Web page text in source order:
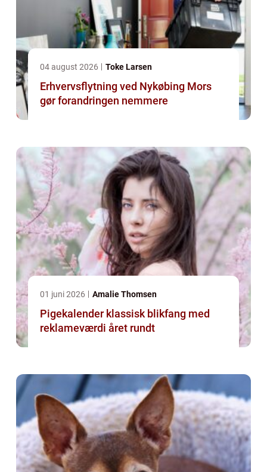
04 august 2026 Toke Larsen
Erhvervsflytning ved Nykøbing Mors
gør forandringen nemmere
01 juni 2026 Amalie Thomsen
Pigekalender klassisk blikfang med
reklameværdi året rundt